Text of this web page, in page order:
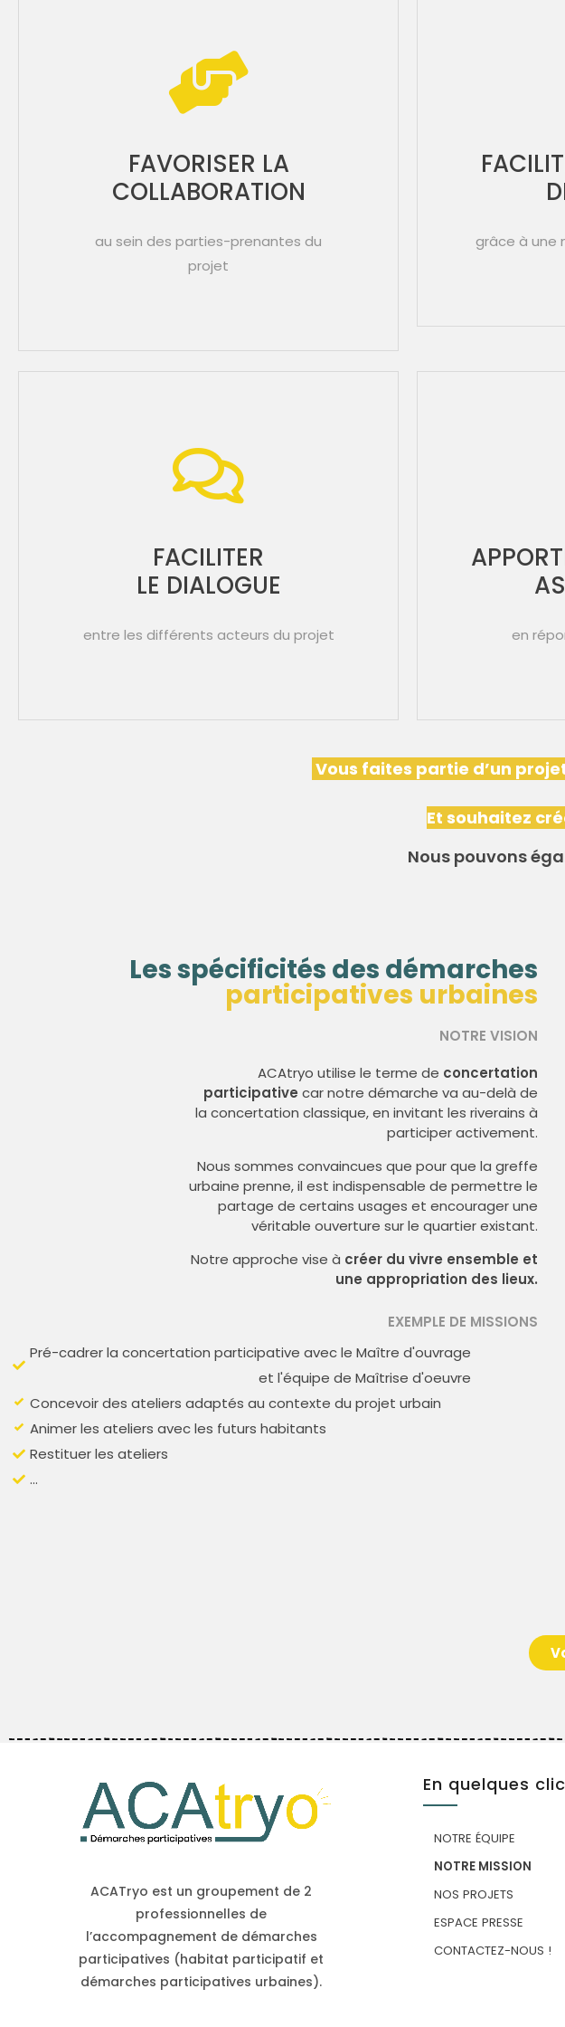
FAVORISER LA
COLLABORATION
au sein des parties-prenantes du
projet
grâce à une
FACILITER
LE DIALOGUE
entre les différents acteurs du projet en
Vous faites partie d’un
Et souhaitez
Nous pouvons
Les spécificités des démarches
participatives urbaines
NOTRE VISION
ACAtryo utilise le terme de concertation
participative car notre démarche va au-delà de
la concertation classique, en invitant les riverains à
participer activement.
Nous sommes convaincues que pour que la greffe
urbaine prenne, il est indispensable de permettre le
partage de certains usages et encourager une
véritable ouverture sur le quartier existant.
Notre approche vise à créer du vivre ensemble et
une appropriation des lieux.
EXEMPLE DE MISSIONS
Pré-cadrer la concertation participative avec le Maître d'ouvrage
et l'équipe de Maîtrise d'oeuvre
Concevoir des ateliers adaptés au contexte du projet urbain
Animer les ateliers avec les futurs habitants
Restituer les ateliers
...
ACATryo est un groupement de 2
professionnelles de
l’accompagnement de démarches
participatives (habitat participatif et
démarches participatives urbaines).
En quelques
NOTRE ÉQUIPE
NOTRE MISSION
NOS PROJETS
ESPACE PRESSE
CONTACTEZ-NOUS !